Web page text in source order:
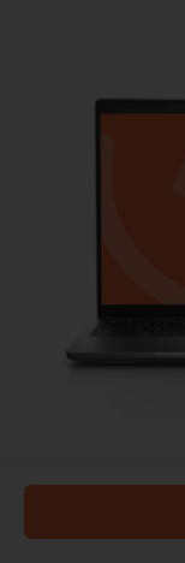
Laptops
Processor: